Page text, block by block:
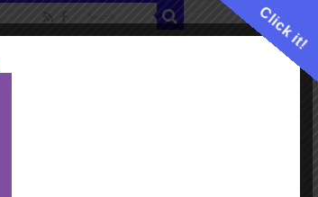
Click it!